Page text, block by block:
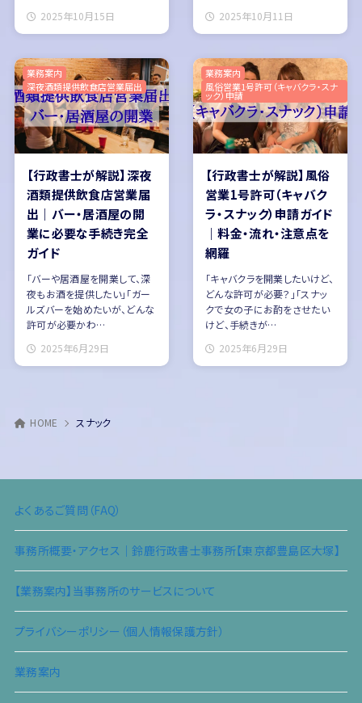
2025年10月15日
2025年10月11日
【行政書士が解説】深夜
酒類提供飲食店営業届
出｜バー・居酒屋の開
業に必要な手続き完全
ガイド
「バーや居酒屋を開業して、深
夜もお酒を提供したい」「ガー
ルズバーを始めたいが、どんな
許可が必要かわ…
2025年6月29日
業務案内
深夜酒類提供飲食店営業届出
【行政書士が解説】風俗
営業1号許可（キャバク
ラ・スナック）申請ガイド
｜料金・流れ・注意点を
網羅
「キャバクラを開業したいけど、
どんな許可が必要？」「スナッ
クで女の子にお酌をさせたい
けど、手続きが…
2025年6月29日
業務案内
風俗営業1号許可（キャバクラ・スナ
ック）申請
HOME スナック
よくあるご質問（FAQ）
事務所概要・アクセス｜鈴鹿行政書士事務所【東京都豊島区大塚】
【業務案内】当事務所のサービスについて
プライバシーポリシー（個人情報保護方針）
業務案内